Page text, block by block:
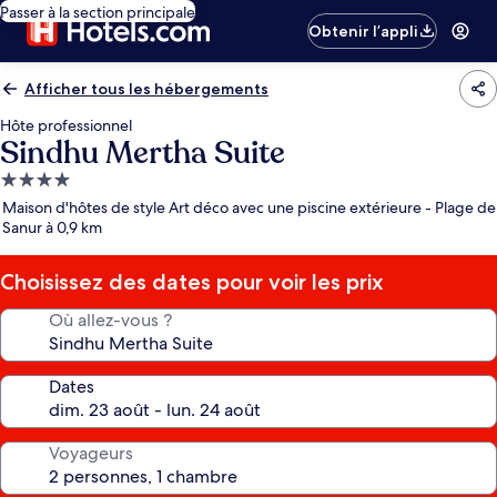
Passer à la section principale
Obtenir l’appli
Afficher tous les hébergements
Hôte professionnel
Sindhu Mertha Suite
Hébergement
4.0 étoiles
Maison d'hôtes de style Art déco avec une piscine extérieure - Plage de
Sanur à 0,9 km
Choisissez des dates pour voir les prix
Où allez-vous ?
Dates
Voyageurs